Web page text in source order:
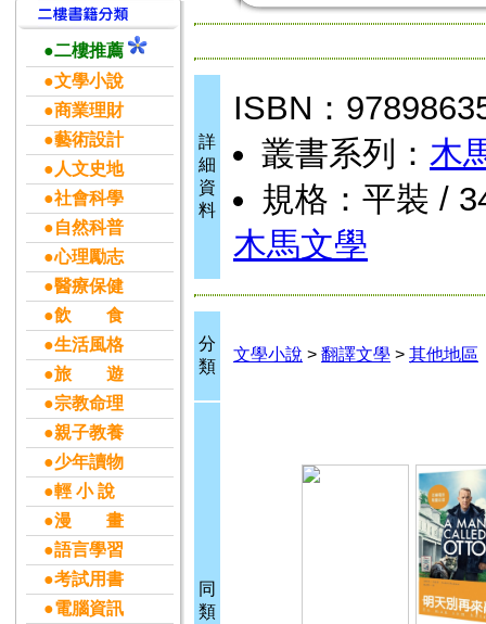
●二樓推薦
●文學小說
●商業理財
●藝術設計
●人文史地
●社會科學
●自然科普
●心理勵志
●醫療保健
●飲 食
●生活風格
●旅 遊
●宗教命理
●親子教養
●少年讀物
●輕 小 說
●漫 畫
●語言學習
●考試用書
●電腦資訊
詳
細
資
料
ISBN：
叢書系列： 木
規格：平裝 /
木馬文學
分
類
文學小說 > 翻譯文學 > 其他地區
同
類